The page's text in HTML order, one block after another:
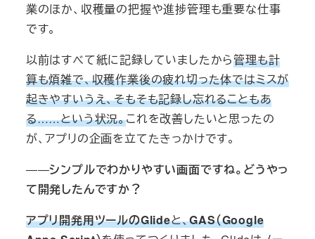
業のほか、収穫量の把握や進捗管理も重要な仕事
です。
以前はすべて紙に記録していましたから管理も計
算も煩雑で、収穫作業後の疲れ切った体ではミスが
起きやすいうえ、そもそも記録し忘れることもあ
る……という状況。これを改善したいと思ったの
が、アプリの企画を立てたきっかけです。
――シンプルでわかりやすい画面ですね。どうやっ
て開発したんですか？
アプリ開発用ツールのGlideと、GAS（Google